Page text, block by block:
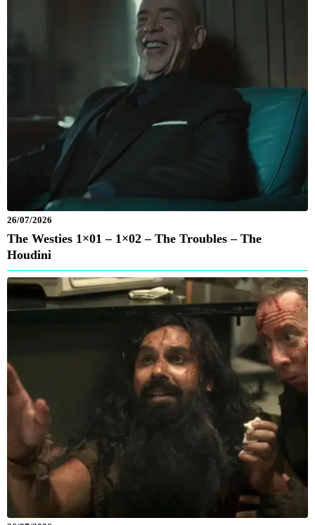
26/07/2026
The Westies 1×01 – 1×02 – The Troubles – The
Houdini